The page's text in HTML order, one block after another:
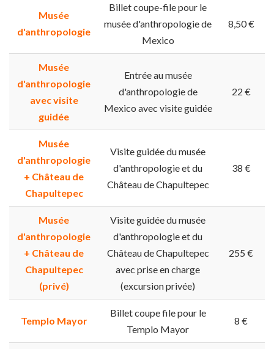
Musée
d'anthropologie
Billet coupe-file pour le
musée d'anthropologie de
Mexico
8,50 €
Musée
d'anthropologie
avec visite
guidée
Entrée au musée
d'anthropologie de
Mexico avec visite guidée
22 €
Musée
d'anthropologie
+ Château de
Chapultepec
Visite guidée du musée
d'anthropologie et du
Château de Chapultepec
38 €
Musée
d'anthropologie
+ Château de
Chapultepec
(privé)
Visite guidée du musée
d'anthropologie et du
Château de Chapultepec
avec prise en charge
(excursion privée)
255 €
Templo Mayor
Billet coupe file pour le
Templo Mayor
8 €